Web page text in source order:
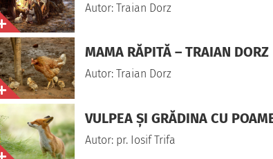
Autor: Traian Dorz
MAMA RĂPITĂ – TRAIAN DORZ
Autor: Traian Dorz
VULPEA ȘI GRĂDINA CU
Autor: pr. Iosif Trifa